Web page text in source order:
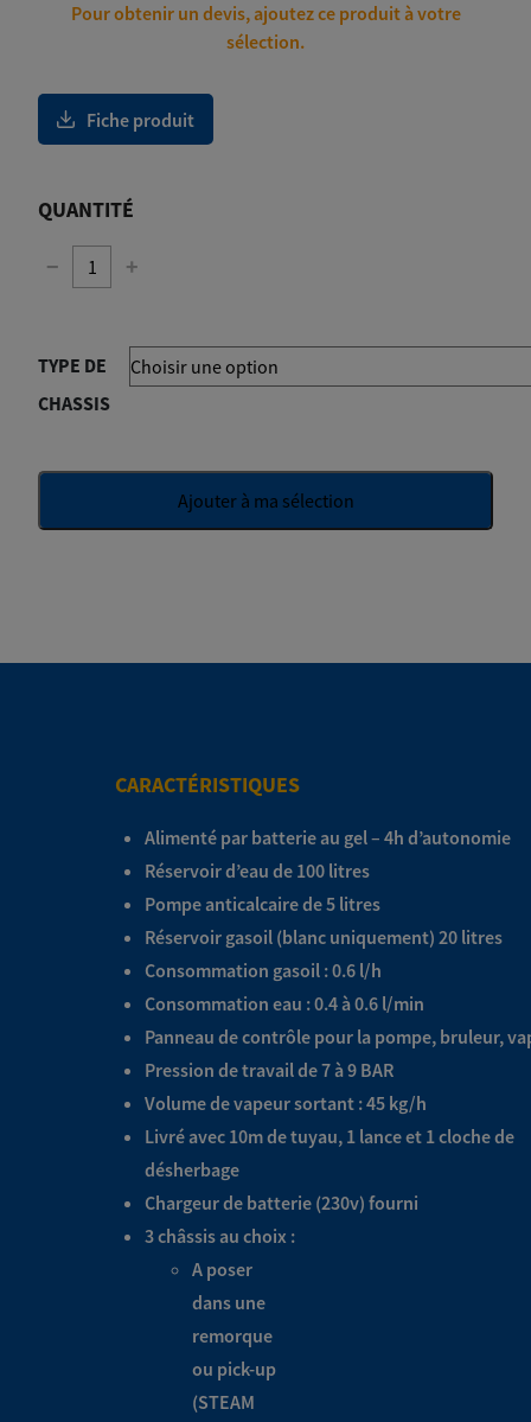
Pour obtenir un devis, ajoutez ce produit à votre
sélection.
Fiche produit
QUANTITÉ
− +
TYPE DE
CHASSIS
Ajouter à ma sélection
CARACTÉRISTIQUES
Alimenté par batterie au gel – 4h d’autonomie
Réservoir d’eau de 100 litres
Pompe anticalcaire de 5 litres
Réservoir gasoil (blanc uniquement) 20 litres
Consommation gasoil : 0.6 l/h
Consommation eau : 0.4 à 0.6 l/min
Panneau de contrôle pour la pompe, bruleur,
Pression de travail de 7 à 9 BAR
Volume de vapeur sortant : 45 kg/h
Livré avec 10m de tuyau, 1 lance et 1 cloche de
désherbage
Chargeur de batterie (230v) fourni
3 châssis au choix :
A poser
dans une
remorque
ou pick-up
(STEAM